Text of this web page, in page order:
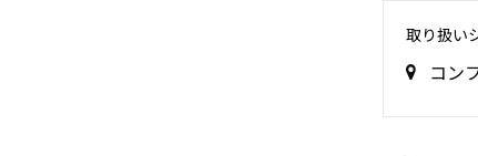
取り扱い
コン